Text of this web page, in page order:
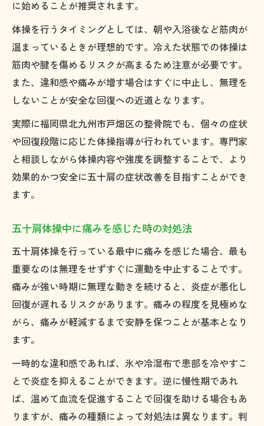
に始めることが推奨されます。
体操を行うタイミングとしては、朝や入浴後など筋肉が
温まっているときが理想的です。冷えた状態での体操は
筋肉や腱を傷めるリスクが高まるため注意が必要です。
また、違和感や痛みが増す場合はすぐに中止し、無理を
しないことが安全な回復への近道となります。
実際に福岡県北九州市戸畑区の整骨院でも、個々の症状
や回復段階に応じた体操指導が行われています。専門家
と相談しながら体操内容や強度を調整することで、より
効果的かつ安全に五十肩の症状改善を目指すことができ
ます。
五十肩体操中に痛みを感じた時の対処法
五十肩体操を行っている最中に痛みを感じた場合、最も
重要なのは無理をせずすぐに運動を中止することです。
痛みが強い時期に無理な動きを続けると、炎症が悪化し
回復が遅れるリスクがあります。痛みの程度を見極めな
がら、痛みが軽減するまで安静を保つことが基本となり
ます。
一時的な違和感であれば、氷や冷湿布で患部を冷やすこ
とで炎症を抑えることができます。逆に慢性期であれ
ば、温めて血流を促進することで回復を助ける場合もあ
りますが、痛みの種類によって対処法は異なります。判